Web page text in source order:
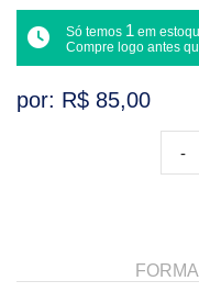
Só temos 1 em
Compre logo antes
por: R$ 85,00
-